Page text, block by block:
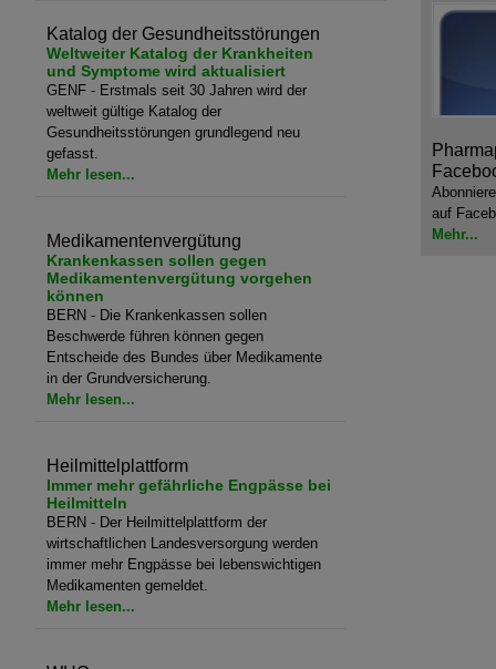
Katalog der Gesundheitsstörungen
Weltweiter Katalog der Krankheiten
und Symptome wird aktualisiert
GENF - Erstmals seit 30 Jahren wird der
weltweit gültige Katalog der
Gesundheitsstörungen grundlegend neu
gefasst.
Mehr lesen...
Medikamentenvergütung
Krankenkassen sollen gegen
Medikamentenvergütung vorgehen
können
BERN - Die Krankenkassen sollen
Beschwerde führen können gegen
Entscheide des Bundes über Medikamente
in der Grundversicherung.
Mehr lesen...
Heilmittelplattform
Immer mehr gefährliche Engpässe bei
Heilmitteln
BERN - Der Heilmittelplattform der
wirtschaftlichen Landesversorgung werden
immer mehr Engpässe bei lebenswichtigen
Medikamenten gemeldet.
Mehr lesen...
auf
Mehr...